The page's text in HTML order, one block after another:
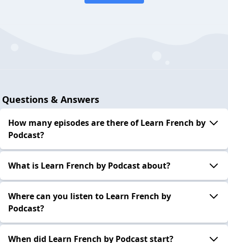
Questions & Answers
How many episodes are there of Learn French by
Podcast?
What is Learn French by Podcast about?
Where can you listen to Learn French by
Podcast?
When did Learn French by Podcast start?